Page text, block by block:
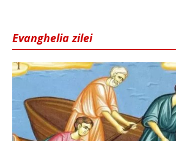
Evanghelia zilei